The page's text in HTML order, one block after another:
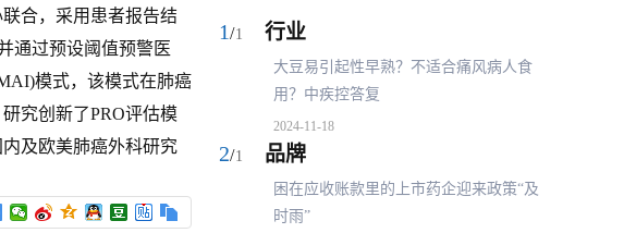
合，采用患者报告结
通过预设阈值预警医
模式，该模式在肺癌
究创新了PRO评估模
及欧美肺癌外科研究
化展今日盛大开幕！
型
控答复
1/1 行业
大豆易引起性早熟？不适合痛风病人食
用？中疾控答复
2024-11-18
2/1 品牌
困在应收账款里的上市药企迎来政策“及
时雨”